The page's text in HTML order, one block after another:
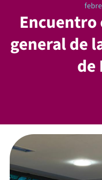
Encuentro
general de
de